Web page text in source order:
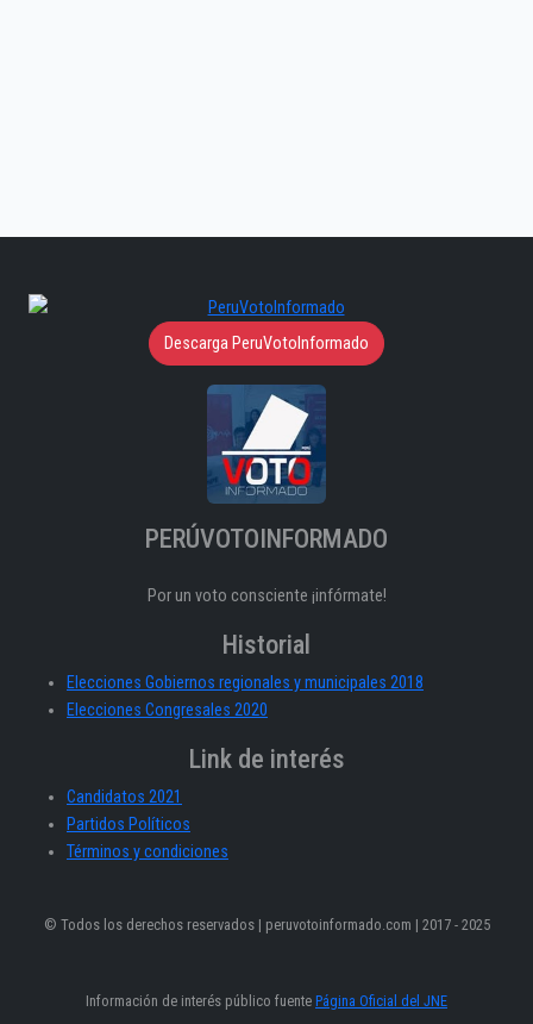
Descarga PeruVotoInformado
PERÚVOTOINFORMADO
Por un voto consciente ¡infórmate!
Historial
Elecciones Gobiernos regionales y municipales 2018
Elecciones Congresales 2020
Link de interés
Candidatos 2021
Partidos Políticos
Términos y condiciones
© Todos los derechos reservados | peruvotoinformado.com | 2017 - 2025
Información de interés público fuente Página Oficial del JNE